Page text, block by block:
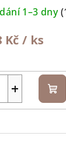
1–3 dny
Kč / ks
+ Do